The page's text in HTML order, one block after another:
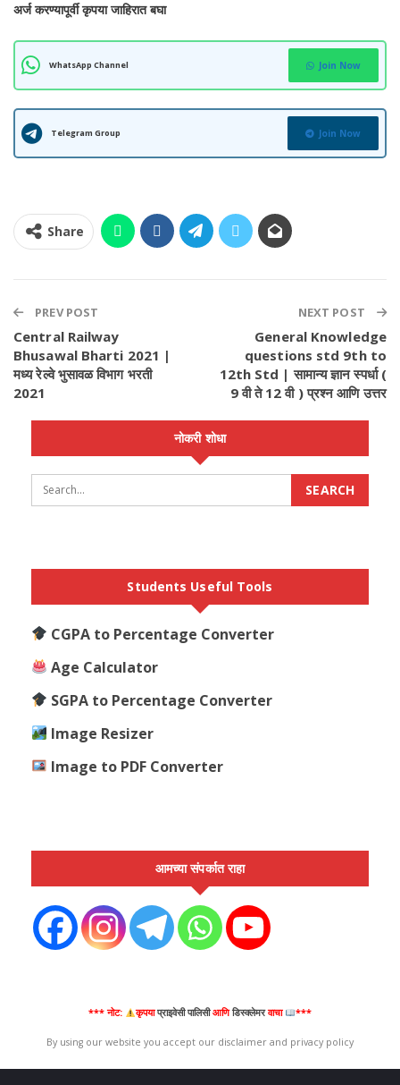
अर्ज करण्यापूर्वी कृपया जाहिरात बघा
WhatsApp Channel Join Now
Telegram Group Join Now
Share
PREV POST
Central Railway
Bhusawal Bharti 2021 |
मध्य रेल्वे भुसावळ विभाग भरती
2021
NEXT POST
General Knowledge
questions std 9th to
12th Std | सामान्य ज्ञान स्पर्धा (
9 वी ते 12 वी ) प्रश्न आणि उत्तर
नोकरी शोधा
Students Useful Tools
CGPA to Percentage Converter
Age Calculator
SGPA to Percentage Converter
Image Resizer
Image to PDF Converter
आमच्या संपर्कात राहा
*** नोट: कृपयाप्राइवेसी पालिसीआणिडिस्क्लेमर वाचा ***
By using our website you accept our disclaimer and privacy policy